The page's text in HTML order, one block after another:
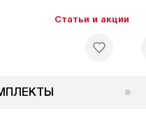
Статьи и акции